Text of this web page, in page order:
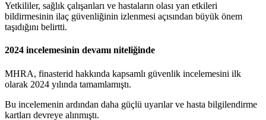
Yetkililer, sağlık çalışanları ve hastaların olası yan etkileri
bildirmesinin ilaç güvenliğinin izlenmesi açısından büyük önem
taşıdığını belirtti.
2024 incelemesinin devamı niteliğinde
MHRA, finasterid hakkında kapsamlı güvenlik incelemesini ilk
olarak 2024 yılında tamamlamıştı.
Bu incelemenin ardından daha güçlü uyarılar ve hasta bilgilendirme
kartları devreye alınmıştı.